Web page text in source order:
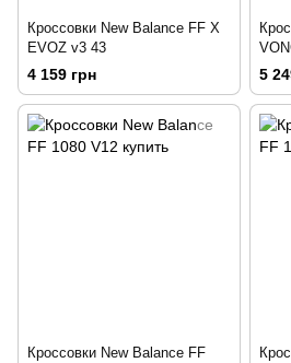
Кроссовки New Balance FF X
EVOZ v3 43
4 159 грн 5
Кроссовки New Balance FF